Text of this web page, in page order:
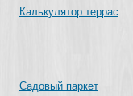
Садовый паркет
Калькулятор террас